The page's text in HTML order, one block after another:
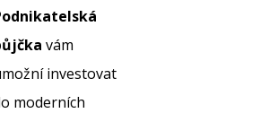
vám
investovat
moderních